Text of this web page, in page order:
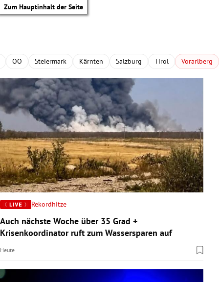
Zum Hauptinhalt der Seite
Untermenü
Untermenü
Untermenü
Untermenü
OÖ Steiermark Kärnten Salzburg Tirol Vorarlberg
Rekordhitze
Auch nächste Woche über 35 Grad +
Krisenkoordinator ruft zum Wassersparen auf
Heute